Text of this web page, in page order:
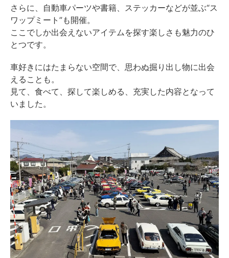
さらに、自動車パーツや書籍、ステッカーなどが並ぶ“ス
ワップミート”も開催。
ここでしか出会えないアイテムを探す楽しさも魅力のひ
とつです。
車好きにはたまらない空間で、思わぬ掘り出し物に出会
えることも。
見て、食べて、探して楽しめる、充実した内容となって
いました。